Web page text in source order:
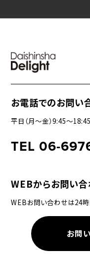
お電話でのお問い
平日（月〜金）9:45〜
TEL 06-
WEBからお問い
WEBお問い合わせは24
お問